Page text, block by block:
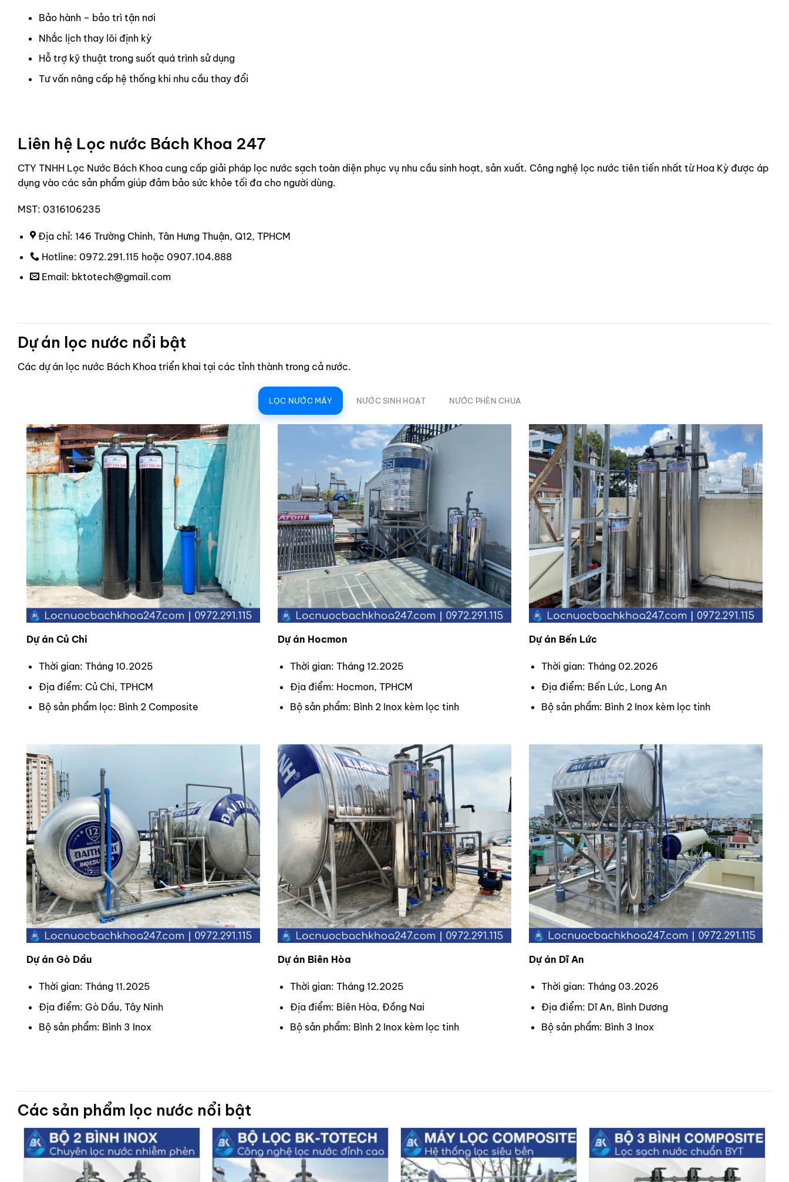
Bảo hành – bảo trì tận nơi
Nhắc lịch thay lõi định kỳ
Hỗ trợ kỹ thuật trong suốt quá trình sử dụng
Tư vấn nâng cấp hệ thống khi nhu cầu thay đổi
Liên hệ Lọc nước Bách Khoa 247
CTY TNHH Lọc Nước Bách Khoa cung cấp giải pháp lọc nước sạch toàn diện phục vụ nhu cầu sinh hoạt, sản xuất. Công nghệ lọc nước tiên tiến nhất từ Hoa Kỳ được áp
dụng vào các sản phẩm giúp đảm bảo sức khỏe tối đa cho người dùng.
MST: 0316106235
Địa chỉ: 146 Trường Chinh, Tân Hưng Thuận, Q12, TPHCM
Hotline: 0972.291.115 hoặc 0907.104.888
Email: bktotech@gmail.com
Dự án lọc nước nổi bật
Các dự án lọc nước Bách Khoa triển khai tại các tỉnh thành trong cả nước.
LỌC NƯỚC MÁY NƯỚC SINH HOẠT NƯỚC PHÈN CHUA
Dự án Củ Chi
Thời gian: Tháng 10.2025
Địa điểm: Củ Chi, TPHCM
Bộ sản phẩm lọc: Bình 2 Composite
Dự án Hocmon
Thời gian: Tháng 12.2025
Địa điểm: Hocmon, TPHCM
Bộ sản phẩm: Bình 2 Inox kèm lọc tinh
Dự án Bến Lức
Thời gian: Tháng 02.2026
Địa điểm: Bến Lức, Long An
Bộ sản phẩm: Bình 2 Inox kèm lọc tinh
Dự án Gò Dầu
Thời gian: Tháng 11.2025
Địa điểm: Gò Dầu, Tây Ninh
Bộ sản phẩm: Bình 3 Inox
Dự án Biên Hòa
Thời gian: Tháng 12.2025
Địa điểm: Biên Hòa, Đồng Nai
Bộ sản phẩm: Bình 2 Inox kèm lọc tinh
Dự án Dĩ An
Thời gian: Tháng 03.2026
Địa điểm: Dĩ An, Bình Dương
Bộ sản phẩm: Bình 3 Inox
Các sản phẩm lọc nước nổi bật